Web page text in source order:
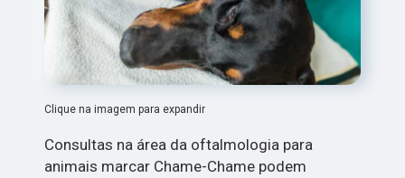
Clique na imagem para expandir
Consultas na área da oftalmologia para
animais marcar Chame-Chame podem